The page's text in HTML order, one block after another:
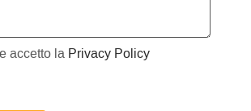
accetto la Privacy Policy